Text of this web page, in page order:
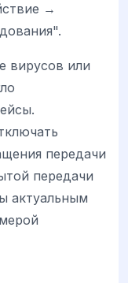
→
вирусов или
передачи
передачи
актуальным